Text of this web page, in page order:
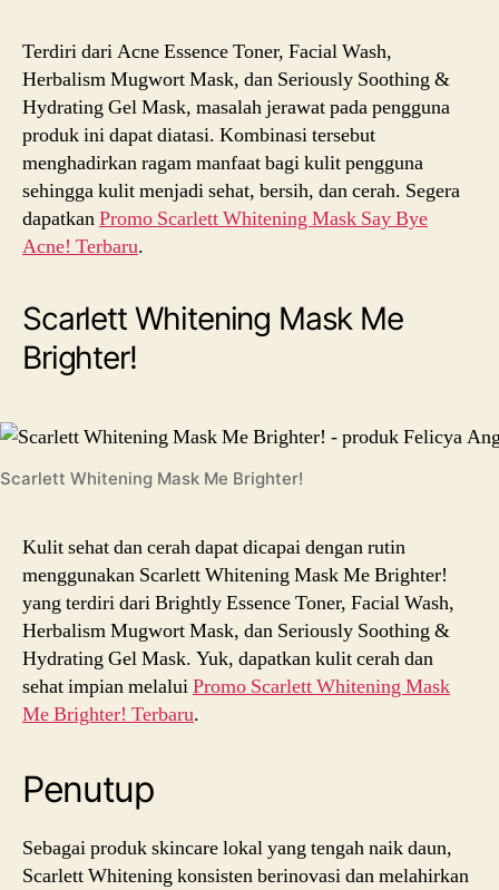
Terdiri dari Acne Essence Toner, Facial Wash,
Herbalism Mugwort Mask, dan Seriously Soothing &
Hydrating Gel Mask, masalah jerawat pada pengguna
produk ini dapat diatasi. Kombinasi tersebut
menghadirkan ragam manfaat bagi kulit pengguna
sehingga kulit menjadi sehat, bersih, dan cerah. Segera
dapatkanPromo Scarlett Whitening Mask Say Bye
Acne! Terbaru.
Scarlett Whitening Mask Me
Brighter!
Scarlett Whitening Mask Me Brighter!
Kulit sehat dan cerah dapat dicapai dengan rutin
menggunakan Scarlett Whitening Mask Me Brighter!
yang terdiri dari Brightly Essence Toner, Facial Wash,
Herbalism Mugwort Mask, dan Seriously Soothing &
Hydrating Gel Mask. Yuk, dapatkan kulit cerah dan
sehat impian melaluiPromo Scarlett Whitening Mask
Me Brighter! Terbaru.
Penutup
Sebagai produk skincare lokal yang tengah naik daun,
Scarlett Whitening konsisten berinovasi dan melahirkan